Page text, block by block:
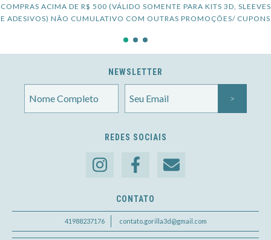
COMPRAS ACIMA DE R$ 500 (VÁLIDO SOMENTE PARA KITS 3D, SLEEVES
E ADESIVOS) NÃO CUMULATIVO COM OUTRAS PROMOÇÕES/ CUPONS
NEWSLETTER
REDES SOCIAIS
CONTATO
41988237176 contato.gorilla3d@gmail.com